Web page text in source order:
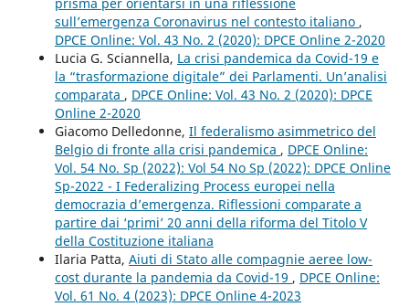
sull’emergenza Coronavirus nel contesto italiano ,
DPCE Online: Vol. 43 No. 2 (2020): DPCE Online 2-2020
Lucia G. Sciannella, La crisi pandemica da Covid-19 e
la “trasformazione digitale” dei Parlamenti. Un’analisi
comparata , DPCE Online: Vol. 43 No. 2 (2020): DPCE
Online 2-2020
Giacomo Delledonne, Il federalismo asimmetrico del
Belgio di fronte alla crisi pandemica , DPCE Online:
Vol. 54 No. Sp (2022): Vol 54 No Sp (2022): DPCE Online
Sp-2022 - I Federalizing Process europei nella
democrazia d’emergenza. Riflessioni comparate a
partire dai ‘primi’ 20 anni della riforma del Titolo V
della Costituzione italiana
Ilaria Patta, Aiuti di Stato alle compagnie aeree low-
cost durante la pandemia da Covid-19 , DPCE Online:
Vol. 61 No. 4 (2023): DPCE Online 4-2023